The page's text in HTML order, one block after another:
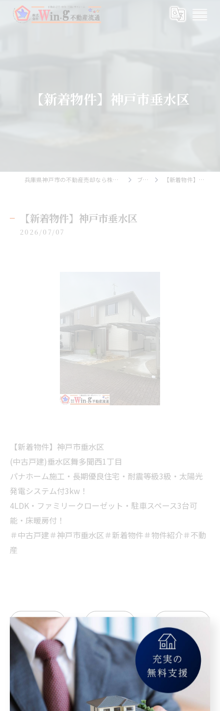
【新着物件】神戸市垂水区
兵庫県神戸市の不動産売却なら株式会社Wing不動産流通 ブログ 【新着物件】神戸市垂水区
【新着物件】神戸市垂水区
2026/07/07
【新着物件】神戸市垂水区
(中古戸建)垂水区舞多聞西1丁目
パナホーム施工・長期優良住宅・耐震等級3級・太陽光
発電システム付3kw！
4LDK・ファミリークローゼット・駐車スペース3台可
能・床暖房付！
＃中古戸建＃神戸市垂水区＃新着物件＃物件紹介＃不動
産
< 前のページ
カテゴリー Categories
全てのカテゴリー